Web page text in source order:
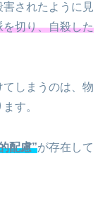
されたように見
切り、自殺した
しまうのは、物
す。
配慮”が存在して